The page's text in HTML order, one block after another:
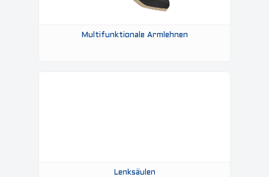
Multifunktionale Armlehnen
Lenksäulen